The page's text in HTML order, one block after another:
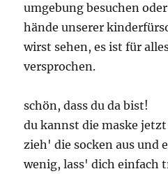
umgebung besuchen
hände unserer
wirst sehen, es ist für
versprochen.
schön, dass du da bist!
du kannst die maske
zieh' die socken aus und
wenig, lass' dich einfach